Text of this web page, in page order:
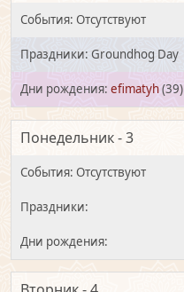
Groundhog Day
efimatyh(39)
Понедельник - 3